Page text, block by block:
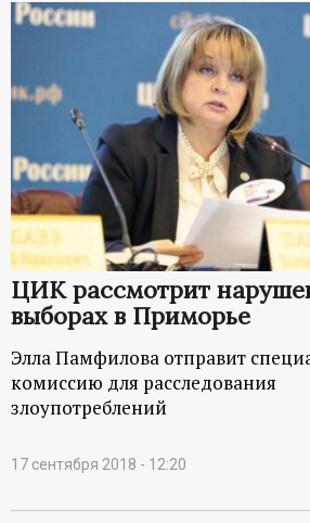
ЦИК рассмотрит
выборах в Приморье
Элла Памфилова отправит
комиссию для расследования
злоупотреблений
17 сентября 2018 - 12:20